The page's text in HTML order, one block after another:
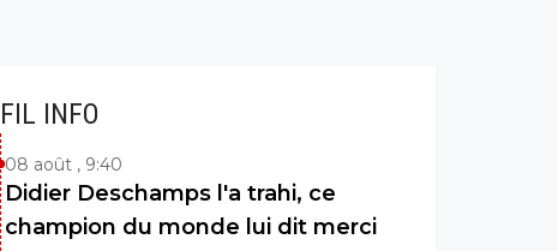
FIL INFO
08 août , 9:40
Didier Deschamps l'a trahi, ce
champion du monde lui dit merci